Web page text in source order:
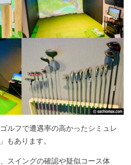
ルフで遭遇率の高かったシミュレ
もあります。
スイングの確認や疑似コース体